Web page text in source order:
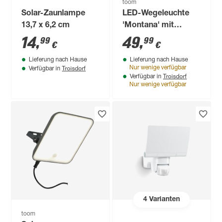
Solar-Zaunlampe
13,7 x 6,2 cm
14,99 €
Lieferung nach Hause
Verfügbar in Troisdorf
toom
LED-Wegeleuchte
'Montana' mit
Bewegungssensor
100 lm
tageslichtweiß IP 44
Ø 12,5 x 50 cm
49,99 €
Lieferung nach Hause
Nur wenige verfügbar
Verfügbar in Troisdorf
Nur wenige verfügbar
toom
4Varianten